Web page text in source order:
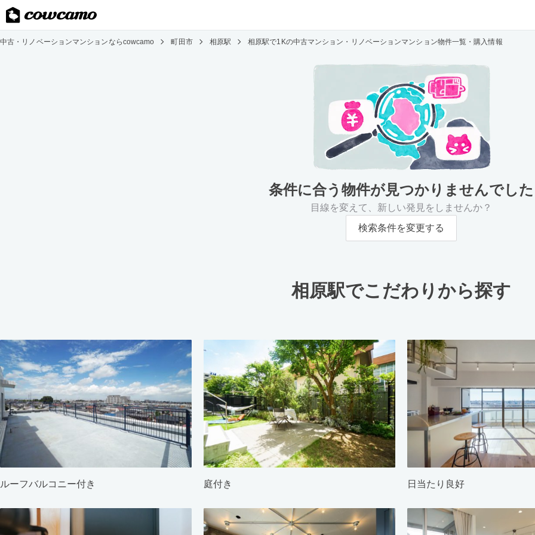
中古・リノベーションマンションならcowcamo 町田市 相原駅 相原駅で1Kの中古マンション・リノベーションマンション物件一覧・購入情報
条件に合う物件が見つかりませんでした
目線を変えて、新しい発見をしませんか？
検索条件を変更する
相原駅でこだわりから探す
ルーフバルコニー付き 庭付き 日当たり良好